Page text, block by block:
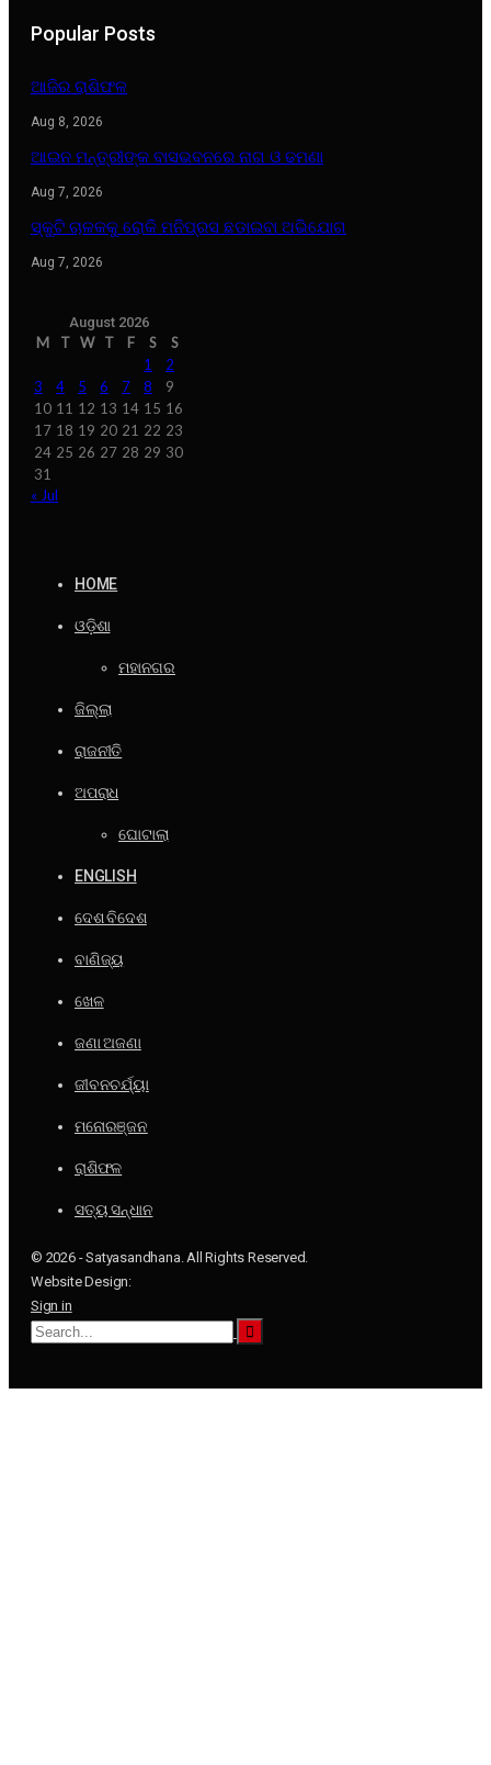
Popular Posts
ଆଜିର ରାଶିଫଳ
Aug 8, 2026
ଆଇନ ମନ୍ତ୍ରୀଙ୍କ ବାସଭବନରେ ନାଗ ଓ ଢମଣା
Aug 7, 2026
ସ୍କୁଟି ଚାଳକକୁ ରୋକି ମନିପ୍ରସ ଛଡାଇବା ଅଭିଯୋଗ
Aug 7, 2026
August 2026
M T W T F S
S
1
2
3
4 5 6 7 8
9
10 11 12 13 14 15 16
17 18 19 20 21 22 23
24 25 26 27 28 29 30
31
« Jul
HOME
ଓଡ଼ିଶା
ମହାନଗର
ଜିଲ୍ଲା
ରାଜନୀତି
ଅପରାଧ
ଘୋଟାଲା
ENGLISH
ଦେଶ ବିଦେଶ
ବାଣିଜ୍ୟ
ଖେଳ
ଜଣା ଅଜଣା
ଜୀବନଚର୍ଯ୍ୟା
ମନୋରଞ୍ଜନ
ରାଶିଫଳ
ସତ୍ୟ ସନ୍ଧାନ
© 2026 - Satyasandhana. All Rights Reserved.
Website Design:
Sign in